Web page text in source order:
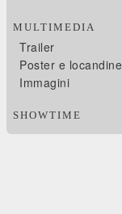
MULTIMEDIA
Trailer
Poster e locandine
Immagini
SHOWTIME